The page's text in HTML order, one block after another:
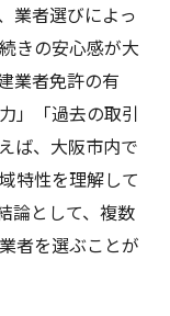
業者選びによっ
きの安心感が大
業者免許の有
」「過去の取引
ば、大阪市内で
特性を理解して
論として、複数
者を選ぶことが